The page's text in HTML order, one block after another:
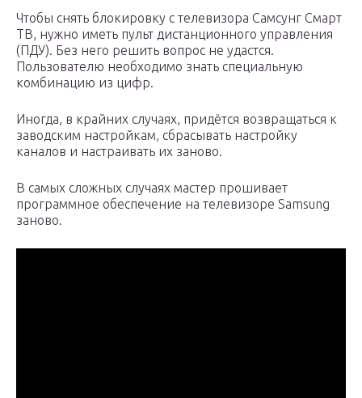
Чтобы снять блокировку с телевизора Самсунг Смарт
ТВ, нужно иметь пульт дистанционного управления
(ПДУ). Без него решить вопрос не удастся.
Пользователю необходимо знать специальную
комбинацию из цифр.
Иногда, в крайних случаях, придётся возвращаться к
заводским настройкам, сбрасывать настройку
каналов и настраивать их заново.
В самых сложных случаях мастер прошивает
программное обеспечение на телевизоре Samsung
заново.